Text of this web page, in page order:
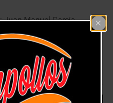
Juan Manuel García
portero: Juan